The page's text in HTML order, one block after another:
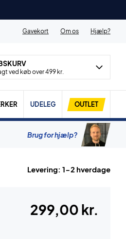
Gavekort Om os Hjælp?
ved køb over 499 kr.
UDELEG OUTLET
Brug for hjælp?
Levering: 1-2 hverdage
299,00 kr.